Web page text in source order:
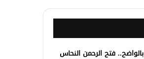
بالواضح.. فتح الرحمن النحاس